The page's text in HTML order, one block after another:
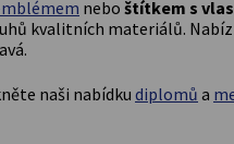
nebo štítkem s
kvalitních materiálů.
naši nabídku diplomů a